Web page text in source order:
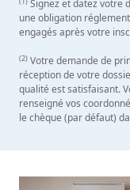
Signez et datez votre
une obligation
engagés après votre
(2) Votre demande de
réception de votre
qualité est satisfaisant.
renseigné vos
le chèque (par défaut)